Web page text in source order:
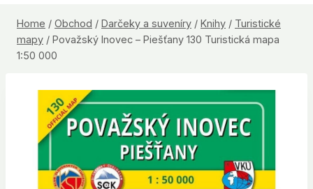
Home / Obchod / Darčeky a suveníry / Knihy / Turistické
mapy / Považský Inovec – Piešťany 130 Turistická mapa
1:50 000